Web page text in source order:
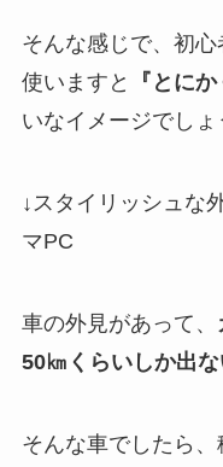
そんな感じで、初
使いますと
『とに
いなイメージでしょ
↓スタイリッシュな
マPC
車の外見があって、
50㎞くらいしか出
そんな車でしたら